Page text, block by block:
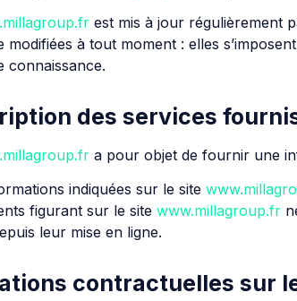
est mis à jour régulièrement
modifiées à tout moment : elles
connaissance.
des services
a pour objet de fournir une
indiquées sur le site
figurant sur le site www.millagroup.fr
leur mise en ligne.
contractuelles sur